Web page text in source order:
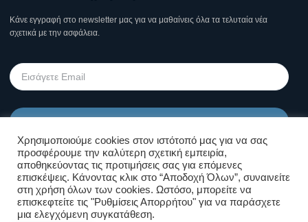
Κάνε εγγραφή στο newsletter μας για να μαθαίνεις όλα τα τελυταία νέα
σχετικά με την ασφάλεια.
Όροι Χρήσης Σελίδας & Πολιτική
Απορρήτου
Χρησιμοποιούμε cookies στον ιστότοπό μας για να σας
προσφέρουμε την καλύτερη σχετική εμπειρία,
αποθηκεύοντας τις προτιμήσεις σας για επόμενες
επισκέψεις. Κάνοντας κλικ στο “Αποδοχή Όλων”, συναινείτε
στη χρήση όλων των cookies. Ωστόσο, μπορείτε να
επισκεφτείτε τις "Ρυθμίσεις Απορρήτου" για να παράσχετε
μια ελεγχόμενη συγκατάθεση.